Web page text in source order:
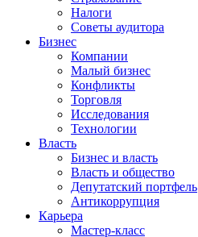
Налоги
Советы аудитора
Бизнес
Компании
Малый бизнес
Конфликты
Торговля
Исследования
Технологии
Власть
Бизнес и власть
Власть и общество
Депутатский портфель
Антикоррупция
Карьера
Мастер-класс